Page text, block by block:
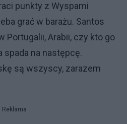
punkty z Wyspami
grać w barażu. Santos
Portugalii, Arabii, czy kto go
spada na następcę.
są wszyscy, zarazem
Reklama